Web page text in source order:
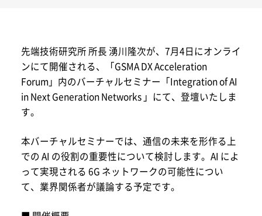
先端技術研究所 所長 湧川隆次が、7月4日にオンライ
ンにて開催される、「GSMA DX Acceleration
Forum」内のバーチャルセミナー「Integration of AI
in Next Generation Networks 」にて、登壇いたしま
す。
本バーチャルセミナーでは、通信の未来を形作る上
での AI の役割の重要性について検討します。AI によ
って実現される 6G ネットワークの可能性につい
て、業界関係者が議論する予定です。